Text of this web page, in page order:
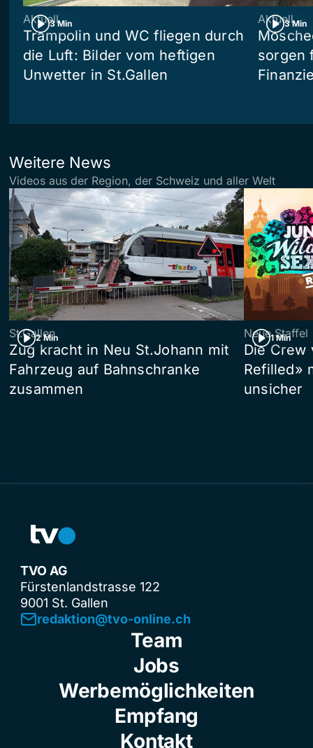
3 Min
Aktuell
Trampolin und WC fliegen durch
die Luft: Bilder vom heftigen
Unwetter in St.Gallen
3 Min
Aktuell
sorgen
Weitere News
Videos aus der Region, der Schweiz und aller Welt
2 Min
St.Gallen
Zug kracht in Neu St.Johann mit
Fahrzeug auf Bahnschranke
zusammen
1 Min
Neue Staffel
Die Crew
Refilled»
unsicher
TVO AG
Fürstenlandstrasse 122
9001 St. Gallen
redaktion@tvo-online.ch
Team
Jobs
Werbemöglichkeiten
Empfang
Kontakt